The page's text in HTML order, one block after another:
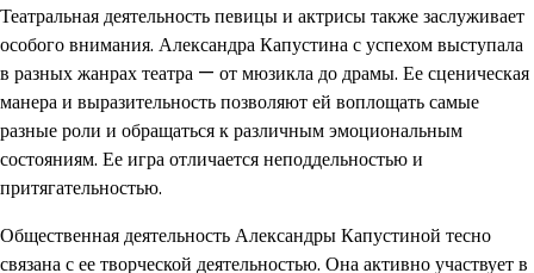
Театральная деятельность певицы и актрисы также заслуживает
особого внимания. Александра Капустина с успехом выступала
в разных жанрах театра — от мюзикла до драмы. Ее сценическая
манера и выразительность позволяют ей воплощать самые
разные роли и обращаться к различным эмоциональным
состояниям. Ее игра отличается неподдельностью и
притягательностью.
Общественная деятельность Александры Капустиной тесно
связана с ее творческой деятельностью. Она активно участвует в